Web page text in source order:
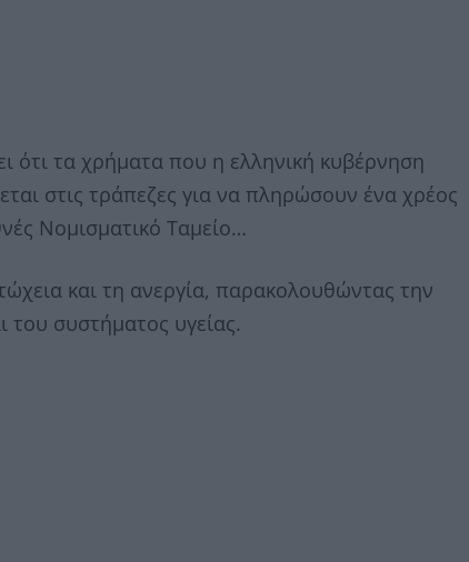
ότι τα χρήματα που η ελληνική κυβέρνηση
στις τράπεζες για να πληρώσουν ένα χρέος
Νομισματικό Ταμείο…
και τη ανεργία, παρακολουθώντας την
του συστήματος υγείας.